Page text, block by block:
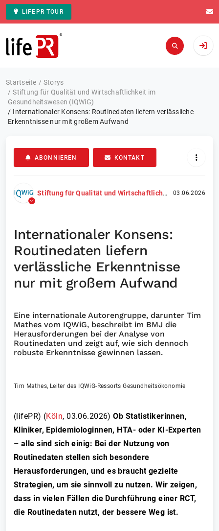
LIFEPR TOUR
Zur Startseite
Startseite
Storys
Stiftung für Qualität und Wirtschaftlichkeit im
Gesundheitswesen (IQWiG)
Internationaler Konsens: Routinedaten liefern verlässliche
Erkenntnisse nur mit großem Aufwand
ABONNIEREN KONTAKT
Stiftung für Qualität und Wirtschaftlichkeit im Gesundheitswesen (IQWiG) 03.06.2026
Internationaler Konsens:
Routinedaten liefern
verlässliche Erkenntnisse
nur mit großem Aufwand
Eine internationale Autorengruppe, darunter Tim
Mathes vom IQWiG, beschreibt im BMJ die
Herausforderungen bei der Analyse von
Routinedaten und zeigt auf, wie sich dennoch
robuste Erkenntnisse gewinnen lassen.
Tim Mathes, Leiter des IQWiG-Ressorts Gesundheitsökonomie
(lifePR) (Köln,03.06.2026)Ob Statistikerinnen,
Kliniker, Epidemiologinnen, HTA- oder KI-Experten
– alle sind sich einig: Bei der Nutzung von
Routinedaten stellen sich besondere
Herausforderungen, und es braucht gezielte
Strategien, um sie sinnvoll zu nutzen. Wir zeigen,
dass in vielen Fällen die Durchführung einer RCT,
die Routinedaten nutzt, der bessere Weg ist.